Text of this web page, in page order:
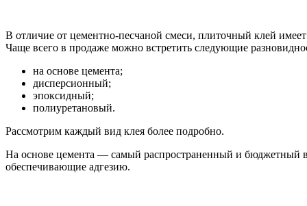
В отличие от цементно-песчаной смеси, плиточный клей
Чаще всего в продаже можно встретить следующие
на основе цемента;
дисперсионный;
эпоксидный;
полиуретановый.
Рассмотрим каждый вид клея более подробно.
На основе цемента — самый распространенный и бюджетный
обеспечивающие адгезию.